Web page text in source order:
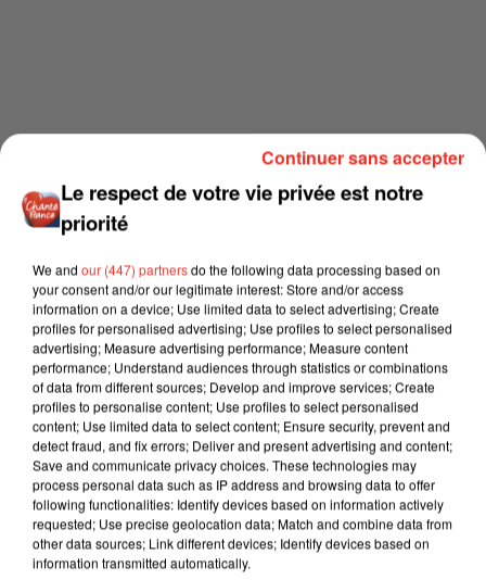
Le respect de votre vie privée est notre
priorité
We and our (447) partnersdo the following data processing based on
your consent and/or our legitimate interest: Store and/or access
information on a device; Use limited data to select advertising; Create
profiles for personalised advertising; Use profiles to select personalised
advertising; Measure advertising performance; Measure content
performance; Understand audiences through statistics or combinations
of data from different sources; Develop and improve services; Create
profiles to personalise content; Use profiles to select personalised
content; Use limited data to select content; Ensure security, prevent and
detect fraud, and fix errors; Deliver and present advertising and content;
Save and communicate privacy choices. These technologies may
process personal data such as IP address and browsing data to offer
following functionalities: Identify devices based on information actively
requested; Use precise geolocation data; Match and combine data from
other data sources; Link different devices; Identify devices based on
information transmitted automatically.
Continuer sans accepter